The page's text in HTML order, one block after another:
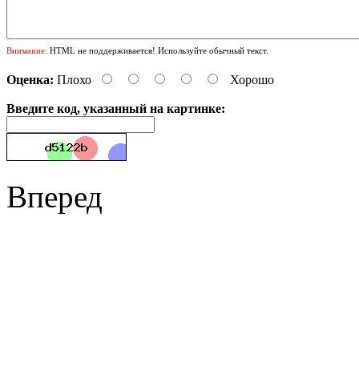
Внимание: HTML не поддерживается! Используйте обычный текст.
Оценка: Плохо Хорошо
Введите код, указанный на картинке:
Вперед